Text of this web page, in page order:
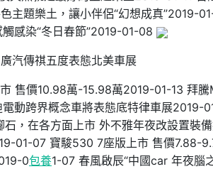
主題樂土，讓小伴侶“幻想成真”2019-
感染“冬日春節”2019-01-08
汽傳祺五度表態北美車展
售價10.98萬-15.98萬2019-01-13 拜
動跨界概念車將表態底特律車展2019-
，在各方面上市 外不雅年夜改設置裝
01-07 寶駿530 7座版上市 售價7.88-
0包養1-07 春風啟辰“中國car 年夜腦